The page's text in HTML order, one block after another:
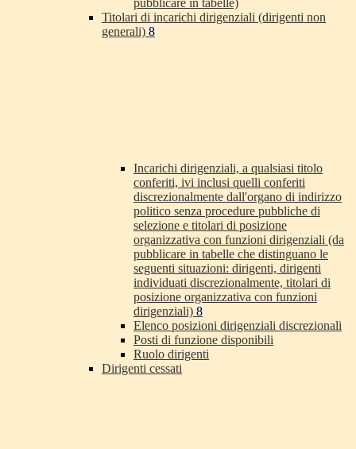
pubblicare in tabelle)
Titolari di incarichi dirigenziali (dirigenti non
generali) 8
Incarichi dirigenziali, a qualsiasi titolo
conferiti, ivi inclusi quelli conferiti
discrezionalmente dall'organo di indirizzo
politico senza procedure pubbliche di
selezione e titolari di posizione
organizzativa con funzioni dirigenziali (da
pubblicare in tabelle che distinguano le
seguenti situazioni: dirigenti, dirigenti
individuati discrezionalmente, titolari di
posizione organizzativa con funzioni
dirigenziali) 8
Elenco posizioni dirigenziali discrezionali
Posti di funzione disponibili
Ruolo dirigenti
Dirigenti cessati